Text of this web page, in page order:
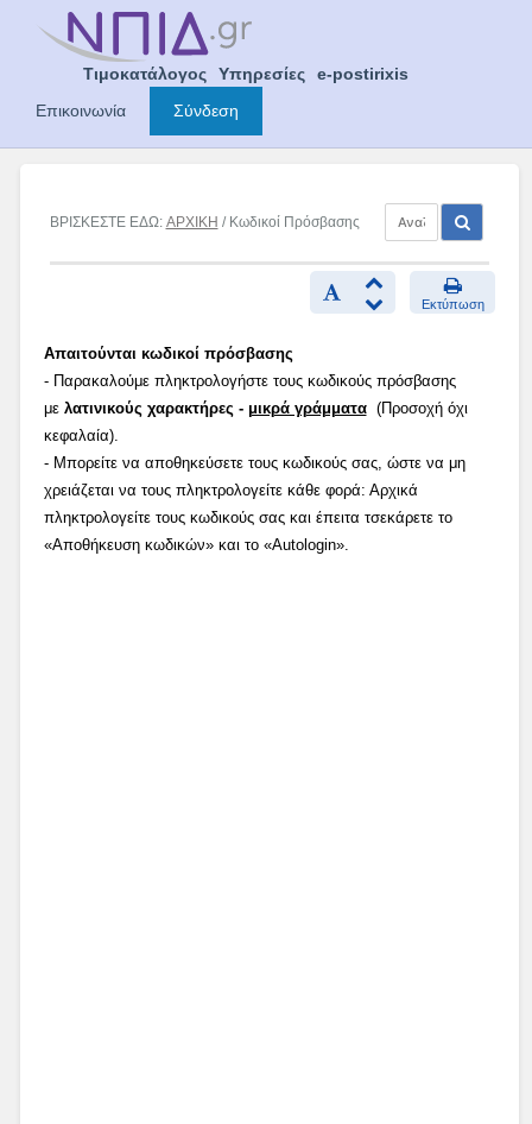
Τιμοκατάλογος Υπηρεσίες
e-postirixis
Επικοινωνία
Σύνδεση
ΒΡΙΣΚΕΣΤΕ ΕΔΩ: ΑΡΧΙΚΗ / Κωδικοί Πρόσβασης
Εκτύπωση
Απαιτούνται κωδικοί πρόσβασης
- Παρακαλούμε πληκτρολογήστε τους κωδικούς πρόσβασης
με λατινικούς χαρακτήρες - μικρά γράμματα(Προσοχή όχι
κεφαλαία).
- Μπορείτε να αποθηκεύσετε τους κωδικούς σας, ώστε να μη
χρειάζεται να τους πληκτρολογείτε κάθε φορά: Αρχικά
πληκτρολογείτε τους κωδικούς σας και έπειτα τσεκάρετε το
«Αποθήκευση κωδικών» και το «Autologin».